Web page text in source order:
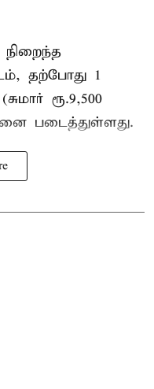
தற்போது 1
ரூ.9,500
படைத்துள்ளது.